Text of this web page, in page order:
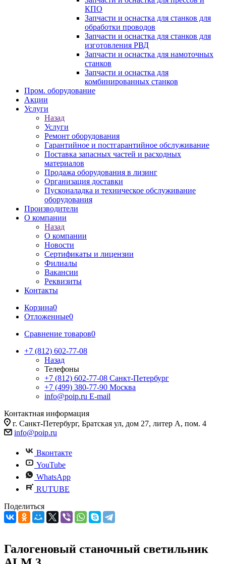
КПО
Запчасти и оснастка для станков для
обработки проводов
Запчасти и оснастка для станков для
изготовления РВД
Запчасти и оснастка для намоточных
станков
Запчасти и оснастка для
комбинированных станков
Пром. оборудование
Акции
Услуги
Назад
Услуги
Ремонт оборудования
Гарантийное и постгарантийное обслуживание
Поставка запасных частей и расходных
материалов
Продажа оборудования в лизинг
Организация доставки
Пусконаладка и техническое обслуживание
оборудования
Производители
О компании
Назад
О компании
Новости
Сертификаты и лицензии
Филиалы
Вакансии
Реквизиты
Контакты
Корзина0
Отложенные0
Сравнение товаров0
+7 (812) 602-77-08
Назад
Телефоны
+7 (812) 602-77-08 Санкт-Петербург
+7 (499) 380-77-90 Москва
info@poip.ru E-mail
Контактная информация
г. Санкт-Петербург, Братская ул, дом 27, литер А, пом. 4
info@poip.ru
Вконтакте
YouTube
WhatsApp
RUTUBE
Поделиться
Галогеновый станочный светильник